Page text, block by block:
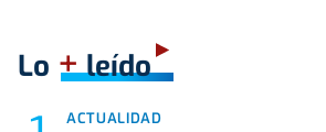
Lo +leído
ACTUALIDAD